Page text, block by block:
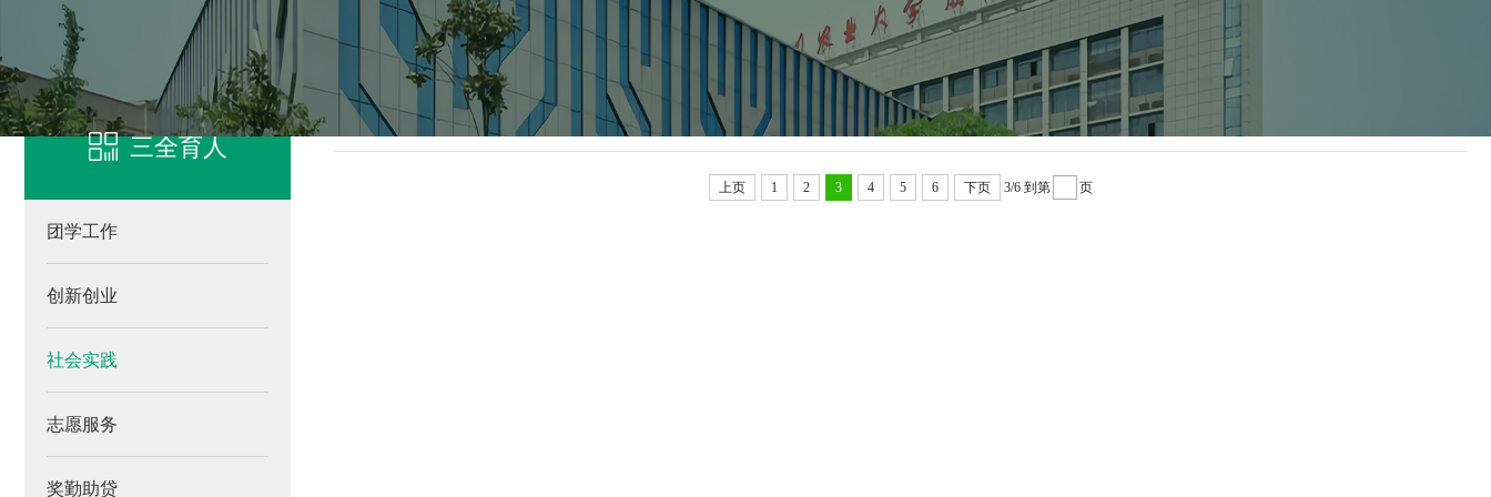
三全育人
团学工作
创新创业
社会实践
志愿服务
奖勤助贷
凯发客户端登录 社会实践
上页 1 2 3 4 5 6 下页 3/6 到第 页